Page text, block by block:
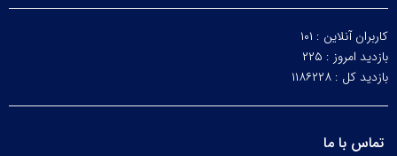
کاربران آنلاین : ۱۰۱
بازدید امروز : ۲۲۵
بازدید کل : ۱۱۸۶۲۲۸
تماس با ما